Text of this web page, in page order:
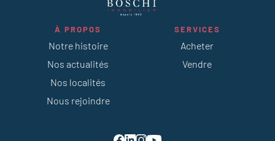
À PROPOS
Notre histoire
Nos actualités
Nos localités
Nous rejoindre
SERVICES
Acheter
Vendre